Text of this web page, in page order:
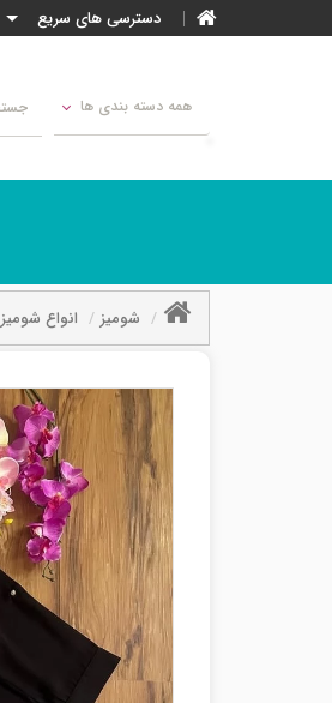
دسترسی های سریع
همه دسته بندی ها
شومیز انواع شومیز